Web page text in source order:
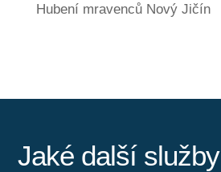
Hubení mravenců Nový Jičín
Jaké další služby